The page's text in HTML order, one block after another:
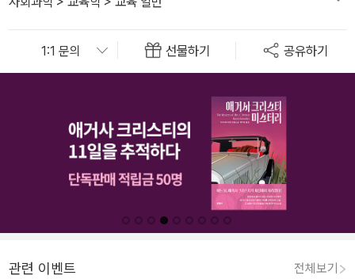
선물하기 공유하기
관련 이벤트 전체보기